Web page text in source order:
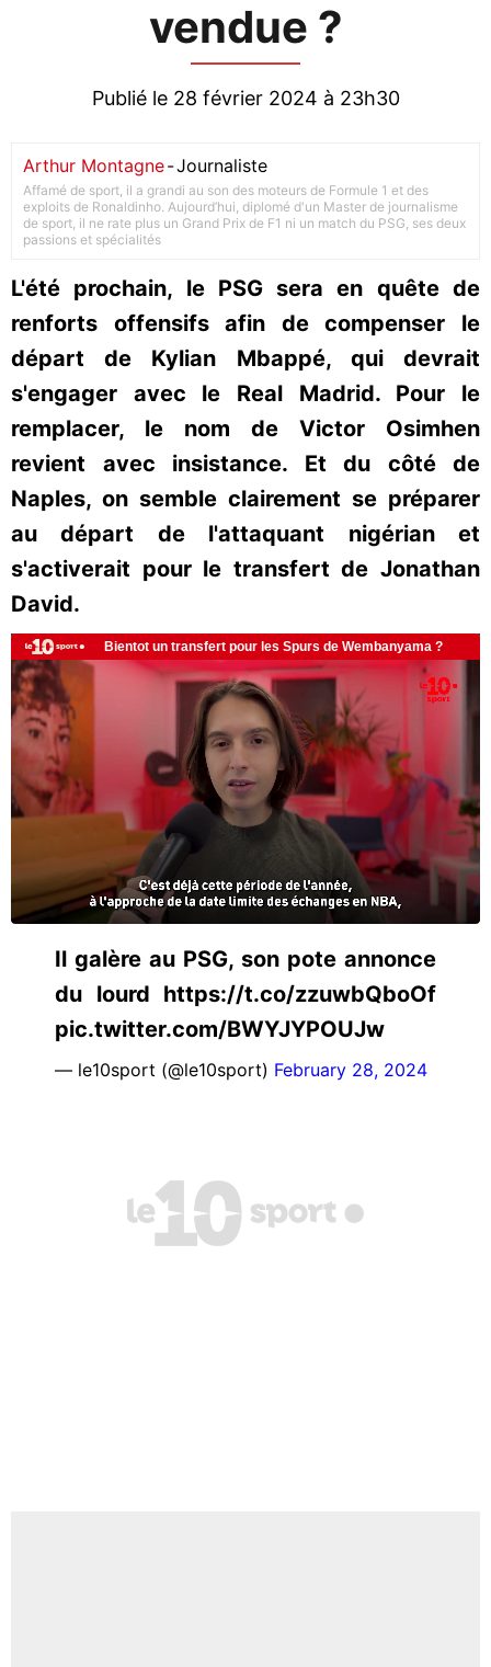
vendue ?
Publié le 28 février 2024 à 23h30
Arthur Montagne-Journaliste
Affamé de sport, il a grandi au son des moteurs de Formule 1 et des
exploits de Ronaldinho. Aujourd’hui, diplomé d'un Master de journalisme
de sport, il ne rate plus un Grand Prix de F1 ni un match du PSG, ses deux
passions et spécialités
L'été prochain, le PSG sera en quête de
renforts offensifs afin de compenser le
départ de Kylian Mbappé, qui devrait
s'engager avec le Real Madrid. Pour le
remplacer, le nom de Victor Osimhen
revient avec insistance. Et du côté de
Naples, on semble clairement se préparer
au départ de l'attaquant nigérian et
s'activerait pour le transfert de Jonathan
David.
Il galère au PSG, son pote annonce
du lourd https://t.co/zzuwbQboOf
pic.twitter.com/BWYJYPOUJw
— le10sport (@le10sport) February 28, 2024